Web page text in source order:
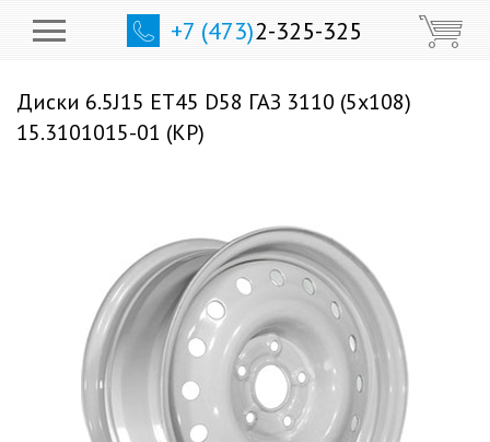
+7 (473)2-325-325
Диски 6.5J15 ET45 D58 ГАЗ 3110 (5x108)
15.3101015-01 (КР)